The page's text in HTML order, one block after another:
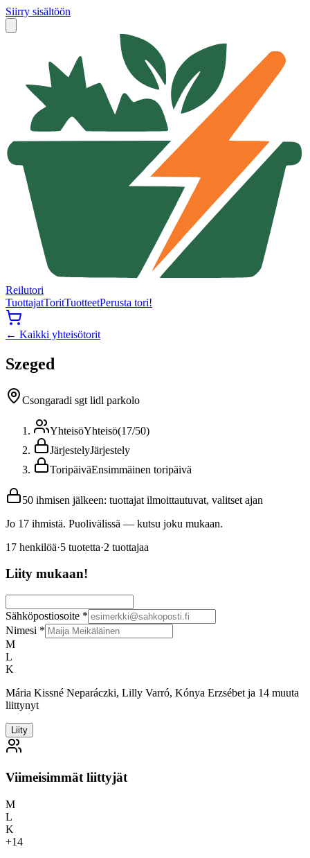
Siirry sisältöön
Reilutori
TuottajatToritTuotteetPerusta tori!
← Kaikki yhteisötorit
Szeged
Csongaradi sgt lidl parkolo
YhteisöYhteisö(17/50)
JärjestelyJärjestely
ToripäiväEnsimmäinen toripäivä
50 ihmisen jälkeen: tuottajat ilmoittautuvat, valitset ajan
Jo 17 ihmistä. Puolivälissä — kutsu joku mukaan.
17 henkilöä·5 tuotetta·2 tuottajaa
Liity mukaan!
Sähköpostiosoite *
Nimesi *
M
L
K
Mária Kissné Neparáczki, Lilly Varró, Kónya Erzsébet ja 14 muuta
liittynyt
Liity
Viimeisimmät liittyjät
M
L
K
+14